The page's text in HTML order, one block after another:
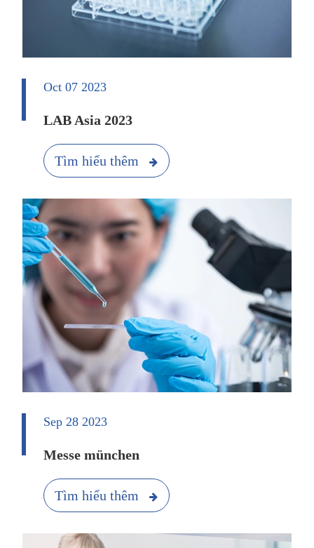
Oct 07 2023
LAB Asia 2023
Tìm hiểu thêm
Sep 28 2023
Messe münchen
Tìm hiểu thêm